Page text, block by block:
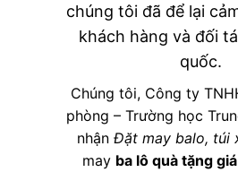
chúng tôi đã để lại
khách hàng và đối
quốc.
Chúng tôi, Công ty
phòng – Trường học
nhận Đặt may balo, túi
may ba lô quà tặng